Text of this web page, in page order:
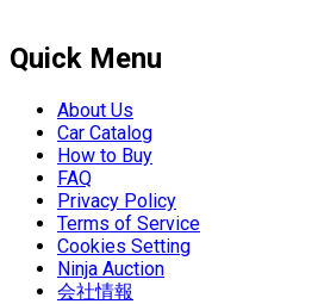
Quick Menu
About Us
Car Catalog
How to Buy
FAQ
Privacy Policy
Terms of Service
Cookies Setting
Ninja Auction
会社情報